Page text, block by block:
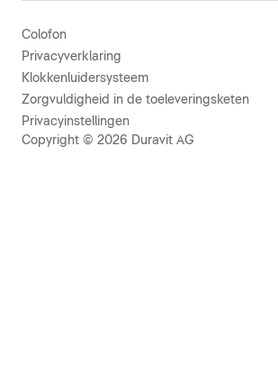
Colofon
Privacyverklaring
Klokkenluidersysteem
Zorgvuldigheid in de toeleveringsketen
Privacyinstellingen
Copyright © 2026 Duravit AG